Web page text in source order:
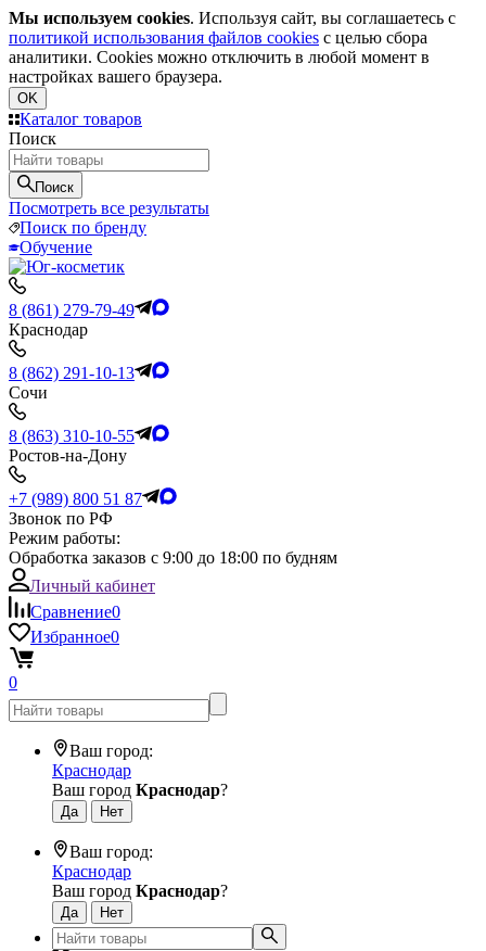
Мы используем cookies. Используя сайт, вы соглашаетесь с
политикой использования файлов cookies с целью сбора
аналитики. Cookies можно отключить в любой момент в
настройках вашего браузера.
OK
Каталог товаров
Поиск
Поиск
Посмотреть все результаты
Поиск по бренду
Обучение
8 (861) 279-79-49
Краснодар
8 (862) 291-10-13
Сочи
8 (863) 310-10-55
Ростов-на-Дону
+7 (989) 800 51 87
Звонок по РФ
Режим работы:
Обработка заказов с 9:00 до 18:00 по будням
Личный кабинет
Сравнение0
Избранное0
0
Ваш город:
Краснодар
Ваш город Краснодар?
Ваш город:
Краснодар
Ваш город Краснодар?